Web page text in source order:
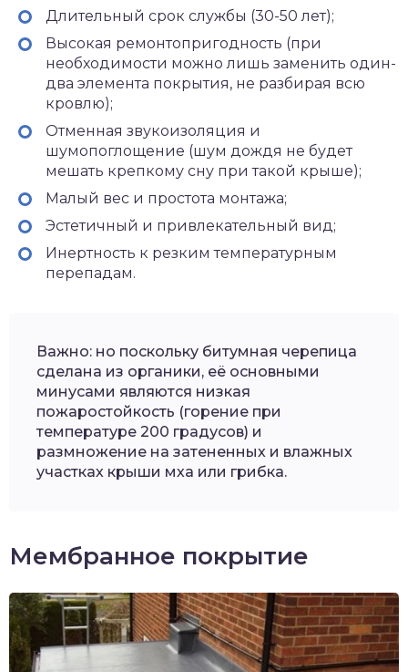
Длительный срок службы (30-50 лет);
Высокая ремонтопригодность (при
необходимости можно лишь заменить один-
два элемента покрытия, не разбирая всю
кровлю);
Отменная звукоизоляция и
шумопоглощение (шум дождя не будет
мешать крепкому сну при такой крыше);
Малый вес и простота монтажа;
Эстетичный и привлекательный вид;
Инертность к резким температурным
перепадам.
Важно: но поскольку битумная черепица
сделана из органики, её основными
минусами являются низкая
пожаростойкость (горение при
температуре 200 градусов) и
размножение на затененных и влажных
участках крыши мха или грибка.
Мембранное покрытие